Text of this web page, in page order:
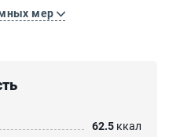
мер
62.5 ккал